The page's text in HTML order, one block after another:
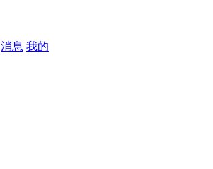
消息 我的